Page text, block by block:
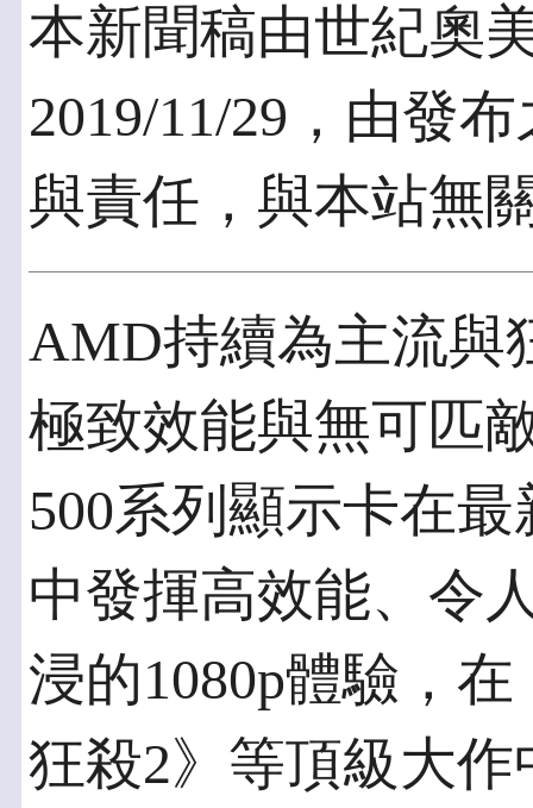
本新聞稿由世紀奧
2019/11/29，由發
與責任，與本站無
AMD持續為主流與
極致效能與無可匹
500系列顯示卡在
中發揮高效能、令
浸的1080p體驗，
狂殺2》等頂級大